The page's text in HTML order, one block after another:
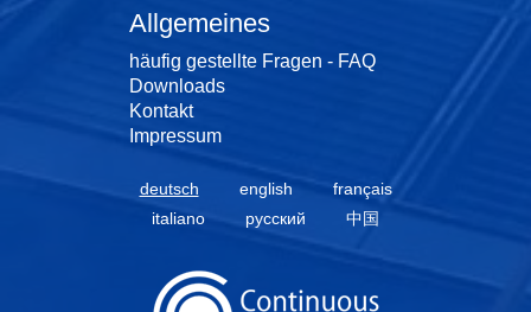
Allgemeines
häufig gestellte Fragen - FAQ
Downloads
Kontakt
Impressum
deutsch english
français
italiano
русский 中国